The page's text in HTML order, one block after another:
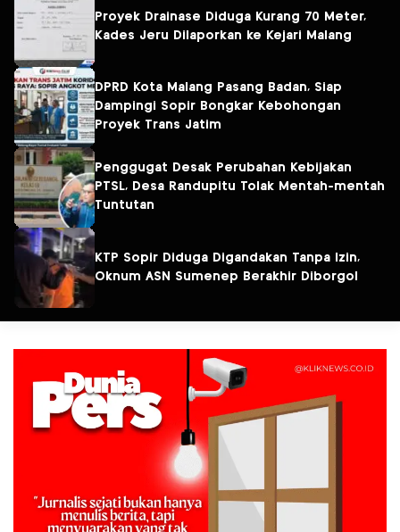
Proyek Drainase Diduga Kurang 70 Meter,
Kades Jeru Dilaporkan ke Kejari Malang
DPRD Kota Malang Pasang Badan, Siap
Dampingi Sopir Bongkar Kebohongan
Proyek Trans Jatim
Penggugat Desak Perubahan Kebijakan
PTSL, Desa Randupitu Tolak Mentah-mentah
Tuntutan
KTP Sopir Diduga Digandakan Tanpa Izin,
Oknum ASN Sumenep Berakhir Diborgol